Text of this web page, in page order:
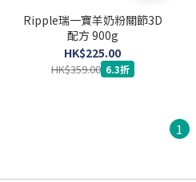
Ripple瑞一寶羊奶粉關節3D
配方 900g
HK$225.00
HK$359.00 6.3折
1